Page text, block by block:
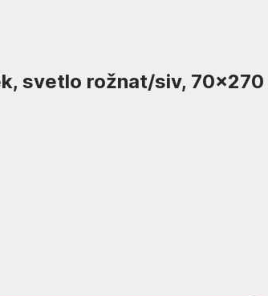
svetlo rožnat/siv, 70x270